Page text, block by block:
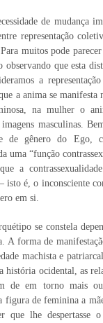
de mudança
representação
muitos pode
observando que esta
a
a anima se
na mulher o
masculinas.
de gênero do Ego,
uma “função
a
isto é, o inconsciente
em si.
se constela
A forma de
machista e
história ocidental, as
de em torno mais
figura de feminina a
que lhe despertasse